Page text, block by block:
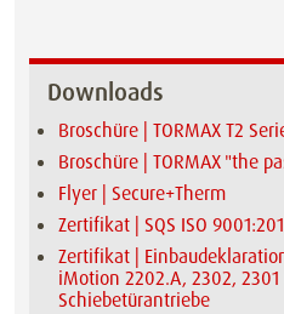
Downloads
Broschüre | TORMAX T2
Broschüre | TORMAX "the
Flyer | Secure+Therm
Zertifikat | SQS ISO
Zertifikat |
iMotion 2202.A, 2302, 2301
Schiebetürantriebe